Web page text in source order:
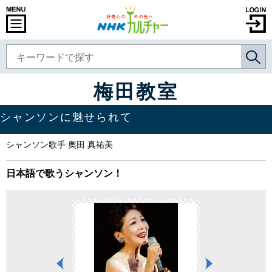
梅田教室
シャンソンに魅せられて
シャンソン歌手 奧田 真祐美
日本語で歌うシャンソン！